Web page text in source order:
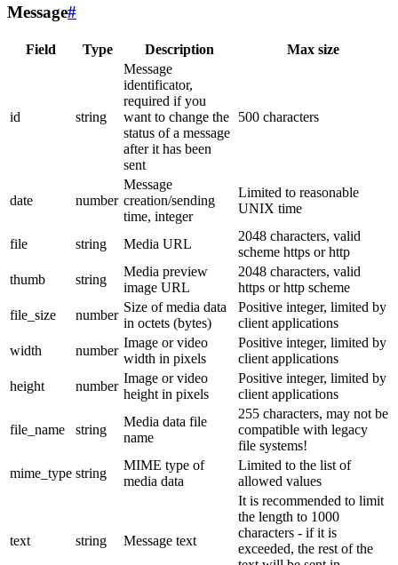
Message#
Field Type Description Max size
id string
Message
identificator,
required if you
want to change the
status of a message
after it has been
sent
500 characters
date number
Message
creation/sending
time, integer
Limited to reasonable
UNIX time
file string Media URL
2048 characters, valid
scheme https or http
thumb
string
Media preview
image URL
2048 characters, valid
https or http scheme
file_size
number
Size of media data
in octets (bytes)
Positive integer, limited by
client applications
width
number
Image or video
width in pixels
Positive integer, limited by
client applications
height
number
Image or video
height in pixels
Positive integer, limited by
client applications
file_name string
Media data file
name
255 characters, may not be
compatible with legacy
file systems!
mime_type string
MIME type of
media data
Limited to the list of
allowed values
text string Message text
It is recommended to limit
the length to 1000
characters - if it is
exceeded, the rest of the